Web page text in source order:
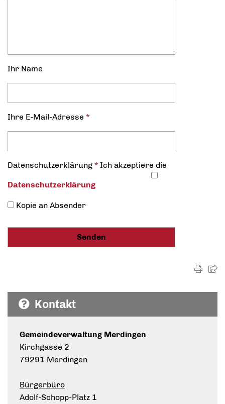
Ihr Name
Ihre E-Mail-Adresse *
Datenschutz­erklärung * Ich akzeptiere die
Datenschutz­erklärung
Kopie an Absender
Kontakt
Gemeindeverwaltung Merdingen
Kirchgasse 2
79291 Merdingen
Bürgerbüro
Adolf-Schopp-Platz 1